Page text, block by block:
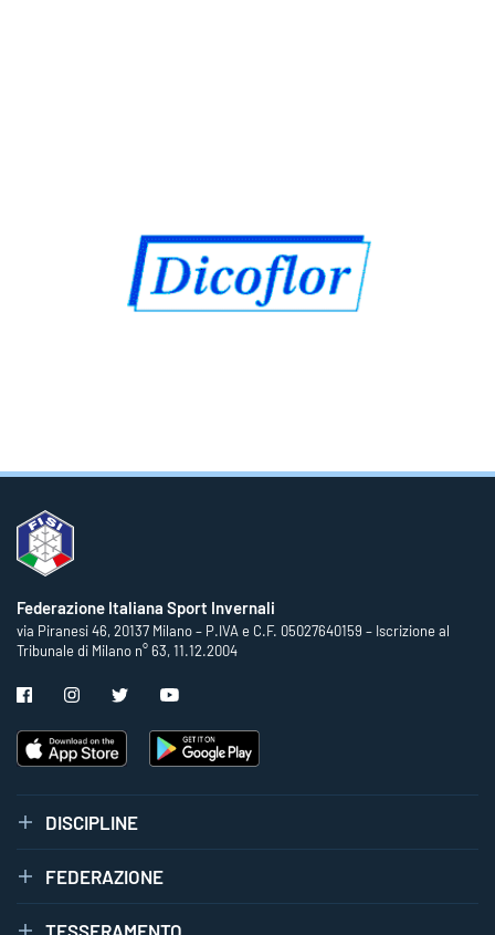
Federazione Italiana Sport Invernali
via Piranesi 46, 20137 Milano – P.IVA e C.F. 05027640159 – Iscrizione al
Tribunale di Milano n° 63, 11.12.2004
DISCIPLINE
FEDERAZIONE